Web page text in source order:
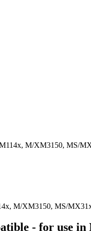
M/XM3150, MS/
- for use